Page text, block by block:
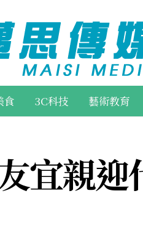
食 3C科技 藝術教育
宜親迎